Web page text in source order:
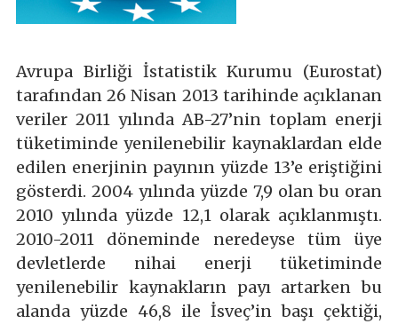
Avrupa Birliği İstatistik Kurumu (Eurostat)
tarafından 26 Nisan 2013 tarihinde açıklanan
veriler 2011 yılında AB-27’nin toplam enerji
tüketiminde yenilenebilir kaynaklardan elde
edilen enerjinin payının yüzde 13’e eriştiğini
gösterdi. 2004 yılında yüzde 7,9 olan bu oran
2010 yılında yüzde 12,1 olarak açıklanmıştı.
2010-2011 döneminde neredeyse tüm üye
devletlerde nihai enerji tüketiminde
yenilenebilir kaynakların payı artarken bu
alanda yüzde 46,8 ile İsveç’in başı çektiği,